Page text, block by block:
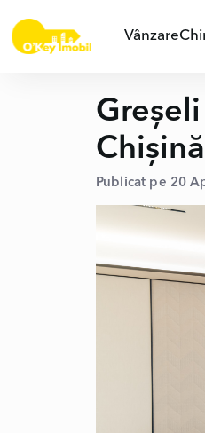
Vânzare
Publicat pe 20